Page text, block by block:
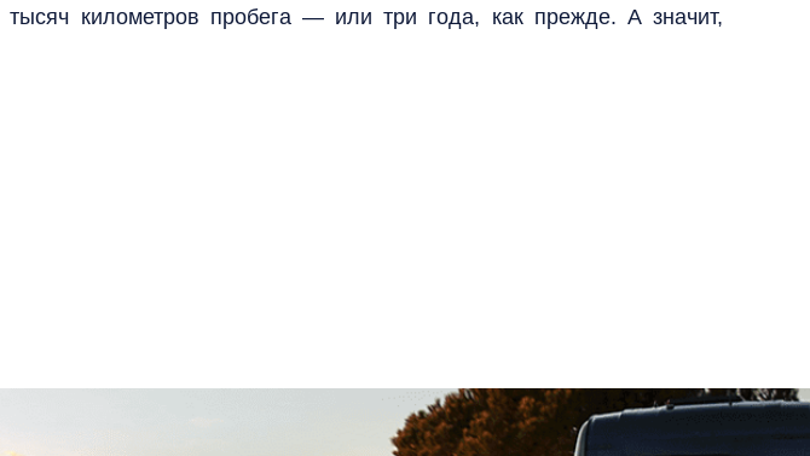
километров пробега — или три года, как прежде. А значит,